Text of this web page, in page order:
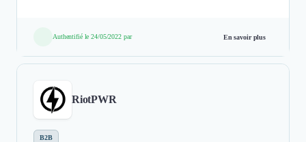
Authentifié le 24/05/2022 par En savoir plus
RiotPWR
B2B